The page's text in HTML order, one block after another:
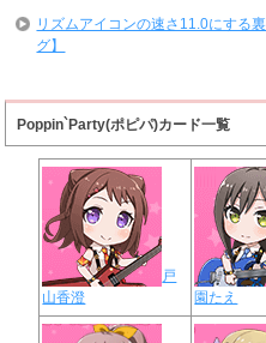
リズムアイコンの速さ11.0にする
グ】
Poppin`Party(ポピパ)カード一覧
戸
山香澄
園たえ